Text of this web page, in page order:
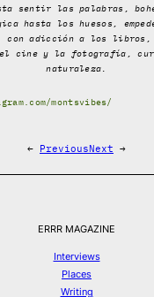
sentir las palabras,
hasta los huesos,
con adicción a los libros,
cine y la fotografía,
naturaleza.
montsvibes/
← PreviousNext →
ERRR MAGAZINE
Interviews
Places
Writing